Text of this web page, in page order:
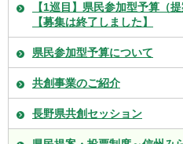
【1巡目】県民参加型予算（
【募集は終了しました】
県民参加型予算について
共創事業のご紹介
長野県共創セッション